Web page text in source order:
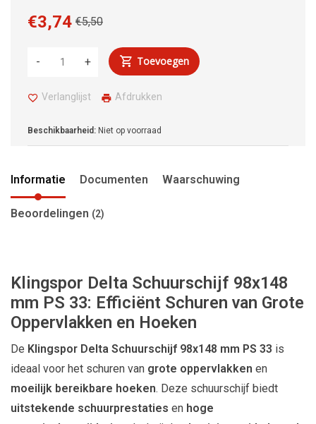
€5,50
€3,74
+
- Toevoegen
Verlanglijst Afdrukken
Beschikbaarheid: Niet op voorraad
Informatie Documenten Waarschuwing
Beoordelingen (2)
Klingspor Delta Schuurschijf 98x148
mm PS 33: Efficiënt Schuren van Grote
Oppervlakken en Hoeken
De Klingspor Delta Schuurschijf 98x148 mm PS 33 is
ideaal voor het schuren van grote oppervlakken en
moeilijk bereikbare hoeken. Deze schuurschijf biedt
uitstekende schuurprestaties en hoge